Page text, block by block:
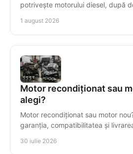
potrivește motorului diesel, după
1 august 2026
Motor recondiționat sau
alegi?
Motor recondiționat sau motor
garanția, compatibilitatea și
30 iulie 2026